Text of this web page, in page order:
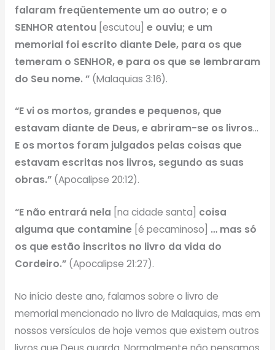
falaram freqüentemente um ao outro; e o
SENHOR atentou [escutou] e ouviu; e um
memorial foi escrito diante Dele, para os que
temeram o SENHOR, e para os que se lembraram
do Seu nome. ”(Malaquias 3:16).
“E vi os mortos, grandes e pequenos, que
estavam diante de Deus, e abriram-se os livros…
E os mortos foram julgados pelas coisas que
estavam escritas nos livros, segundo as suas
obras.”(Apocalipse 20:12).
“E não entrará nela [na cidade santa] coisa
alguma que contamine [é pecaminoso] … mas só
os que estão inscritos no livro da vida do
Cordeiro.”(Apocalipse 21:27).
No início deste ano, falamos sobre o livro de
memorial mencionado no livro de Malaquias, mas em
nossos versículos de hoje vemos que existem outros